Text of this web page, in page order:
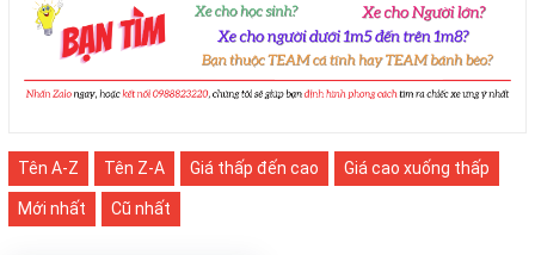
Tên A-Z Tên Z-A Giá thấp đến cao Giá cao xuống thấp
Mới nhất Cũ nhất